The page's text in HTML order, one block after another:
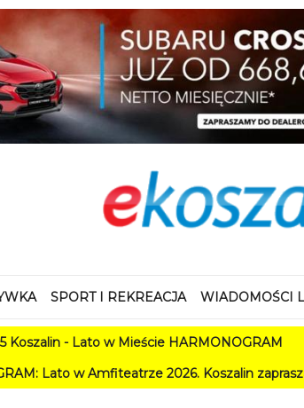
SPORT I REKREACJA WIADOMOŚCI
- Lato w Mieście HARMONOGRAM
w Amfiteatrze 2026. Koszalin zaprasza na